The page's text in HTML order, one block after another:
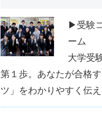
▶受験
ーム
大学受
第１歩。あなたが合格
ツ」をわかりやすく伝え